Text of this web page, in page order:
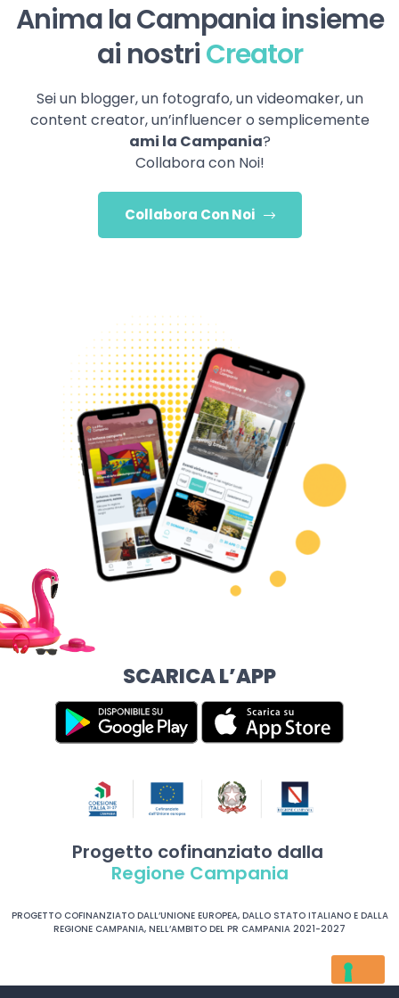
Anima la Campania insieme
ai nostriCreator
Sei un blogger, un fotografo, un videomaker, un
content creator, un’influencer o semplicemente
ami la Campania?
Collabora con Noi!
Collabora Con Noi
SCARICA L’APP
Progetto cofinanziato dalla
Regione Campania
PROGETTO COFINANZIATO DALL’UNIONE EUROPEA, DALLO STATO ITALIANO E DALLA
REGIONE CAMPANIA, NELL’AMBITO DEL PR CAMPANIA 2021-2027